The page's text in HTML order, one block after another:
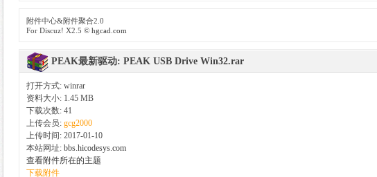
附件中心&附件聚合2.0
For Discuz! X2.5 © hgcad.com
PEAK最新驱动: PEAK USB Drive Win32.rar
打开方式: winrar
资料大小: 1.45 MB
下载次数: 41
上传会员: gcg2000
上传时间: 2017-01-10
本站网址: bbs.hicodesys.com
查看附件所在的主题
下载附件